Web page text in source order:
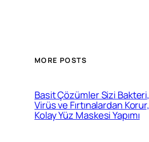
MORE POSTS
Basit Çözümler Sizi Bakteri,
Virüs ve Fırtınalardan Korur,
Kolay Yüz Maskesi Yapımı